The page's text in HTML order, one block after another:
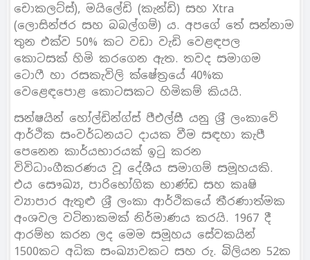
චොකලට්ස්), මයිලේඩි (කැන්ඩි) සහ Xtra
(ලොසින්ජර සහ බබල්ගම්) ය. අපගේ තේ සන්නාම
තුන එක්ව 50% කට වඩා වැඩි වෙළඳපල
කොටසක් හිමි කරගෙන ඇත. තවද සමාගම
ටොෆී හා රසකැවිලි ක්ෂේත‍්‍රයේ 40%ක
වෙළෙඳපොළ කොටසකට හිමිකම් කියයි.
සන්ෂයින් හෝල්ඩින්ග්ස් පීඑල්සී යනු ශ‍්‍රී ලංකාවේ
ආර්ථික සංවර්ධනයට දායක වීම සඳහා කැපී
පෙනෙන කාර්යභාරයක් ඉටු කරන
විවිධාංගීකරණය වූ දේශීය සමාගම් සමූහයකි.
එය සෞඛ්‍ය, පාරිභෝගික භාණ්ඩ සහ කෘෂි
ව්‍යාපාර ඇතුළු ශ‍්‍රී ලංකා ආර්ථිකයේ තීරණාත්මක
අංශවල වටිනාකමක් නිර්මාණය කරයි. 1967 දී
ආරම්භ කරන ලද මෙම සමූහය සේවකයින්
1500කට අධික සංඛ්‍යාවකට සහ රු. බිලියන 52ක